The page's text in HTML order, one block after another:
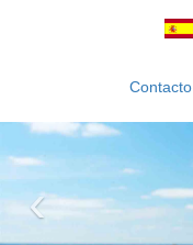
Contacto
‹